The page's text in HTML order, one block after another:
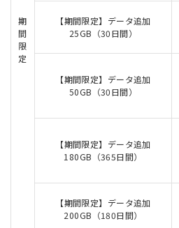
期
間
限
定
【期間限定】データ追加
25GB（30日間）
【期間限定】データ追加
50GB（30日間）
【期間限定】データ追加
180GB（365日間）
【期間限定】データ追加
200GB（180日間）